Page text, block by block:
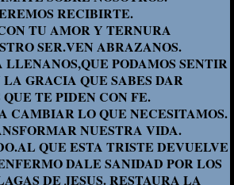
RECIBIRTE.
TU AMOR Y TERNURA
SER.VEN ABRAZANOS.
LLENANOS,QUE PODAMOS SENTIR
GRACIA QUE SABES DAR
QUE TE PIDEN CON FE.
CAMBIAR LO QUE NECESITAMOS.
NUESTRA VIDA.
QUE ESTA TRISTE DEVUELVE
DALE SANIDAD POR LOS
DE JESUS. RESTAURA LA